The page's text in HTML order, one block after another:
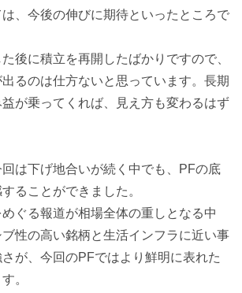
、今後の伸びに期待といったところで
後に積立を再開したばかりですので、
るのは仕方ないと思っています。長期
が乗ってくれば、見え方も変わるはず
は下げ地合いが続く中でも、PFの底
ることができました。
ぐる報道が相場全体の重しとなる中
性の高い銘柄と生活インフラに近い事
が、今回のPFではより鮮明に表れた
。